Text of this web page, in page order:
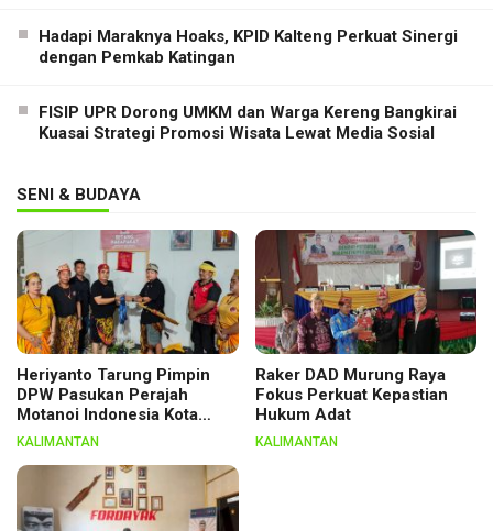
Hadapi Maraknya Hoaks, KPID Kalteng Perkuat Sinergi
dengan Pemkab Katingan
FISIP UPR Dorong UMKM dan Warga Kereng Bangkirai
Kuasai Strategi Promosi Wisata Lewat Media Sosial
SENI & BUDAYA
Heriyanto Tarung Pimpin
DPW Pasukan Perajah
Motanoi Indonesia Kota
Palangka Raya, Dikukuhkan
KALIMANTAN
Raker DAD Murung Raya
Fokus Perkuat Kepastian
Hukum Adat
KALIMANTAN